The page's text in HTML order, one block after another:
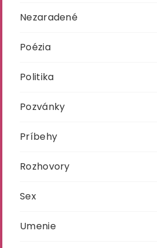
Nezaradené
Poézia
Politika
Pozvánky
Príbehy
Rozhovory
Sex
Umenie